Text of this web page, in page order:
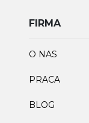
FIRMA
O NAS
PRACA
BLOG